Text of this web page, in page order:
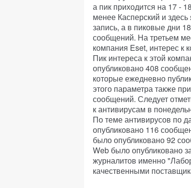
а пик приходится на 17 -
менее Касперский и
запись, а в пиковые дни
сообщений. На третьем
компания Eset, интерес к
Пик интереса к этой
опубликовано 408
которые ежедневно
этого параметра также
сообщений. Следует
к антивирусам в
По теме антивирусов по
опубликовано 116
было опубликовано 92
Web было опубликовано
журналитов именно
качественными